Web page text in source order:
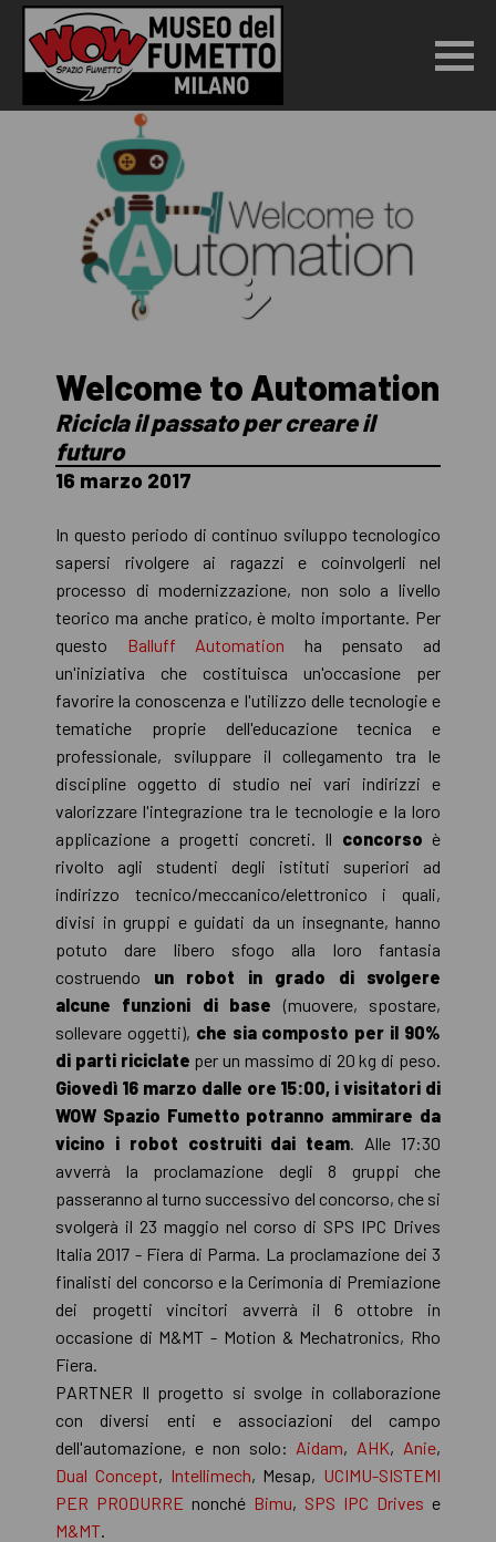
Welcome to Automation
Ricicla il passato per creare il
futuro
16 marzo 2017
In questo periodo di continuo sviluppo tecnologico
sapersi rivolgere ai ragazzi e coinvolgerli nel
processo di modernizzazione, non solo a livello
teorico ma anche pratico, è molto importante. Per
questo Balluff Automation ha pensato ad
un'iniziativa che costituisca un'occasione per
favorire la conoscenza e l'utilizzo delle tecnologie e
tematiche proprie dell'educazione tecnica e
professionale, sviluppare il collegamento tra le
discipline oggetto di studio nei vari indirizzi e
valorizzare l'integrazione tra le tecnologie e la loro
applicazione a progetti concreti. Il concorso è
rivolto agli studenti degli istituti superiori ad
indirizzo tecnico/meccanico/elettronico i quali,
divisi in gruppi e guidati da un insegnante, hanno
potuto dare libero sfogo alla loro fantasia
costruendo un robot in grado di svolgere
alcune funzioni di base (muovere, spostare,
sollevare oggetti), che sia composto per il 90%
di parti riciclate per un massimo di 20 kg di peso.
Giovedì 16 marzo dalle ore 15:00, i visitatori di
WOW Spazio Fumetto potranno ammirare da
vicino i robot costruiti dai team. Alle 17:30
avverrà la proclamazione degli 8 gruppi che
passeranno al turno successivo del concorso, che si
svolgerà il 23 maggio nel corso di SPS IPC Drives
Italia 2017 - Fiera di Parma. La proclamazione dei 3
finalisti del concorso e la Cerimonia di Premiazione
dei progetti vincitori avverrà il 6 ottobre in
occasione di M&MT - Motion & Mechatronics, Rho
Fiera.
PARTNER Il progetto si svolge in collaborazione
con diversi enti e associazioni del campo
dell'automazione, e non solo: Aidam, AHK, Anie,
Dual Concept, Intellimech, Mesap, UCIMU-SISTEMI
PER PRODURRE nonché Bimu, SPS IPC Drives e
M&MT.